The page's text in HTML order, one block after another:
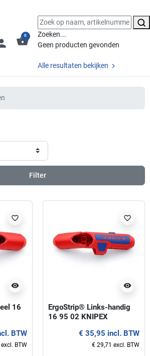
shopping_basket
0
Zoeken...
Geen producten gevonden
Alle resultaten bekijken
Filter
visibility
favorite_border
16
BTW
BTW
visibility
favorite_border
ErgoStrip® Links-handig
16 95 02 KNIPEX
€ 35,95 incl. BTW
€ 29,71 excl. BTW